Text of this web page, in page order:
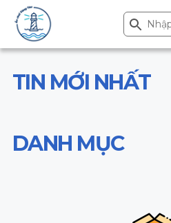
Search
for:
Search Button
TIN MỚI NHẤT
DANH MỤC